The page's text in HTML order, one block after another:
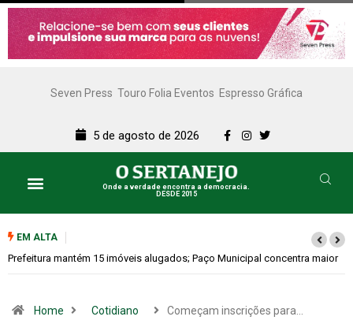
Seven Press Touro Folia Eventos Espresso Gráfica
5 de agosto de 2026
Onde a verdade encontra a democracia.
DESDE 2015
EM ALTA
Colina promove 1º Fórum de Turismo para discutir desenvolvimento
Home Cotidiano Começam inscrições para…